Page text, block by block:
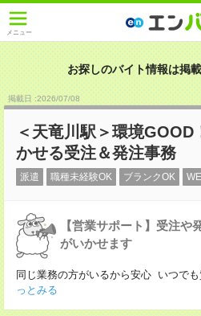
メニュー
お探しのバイト情報は掲
掲載日 :2026/07/08
＜天竜川駅＞環境
かせる受注＆発注事務
派遣 職種未経験OK ブランクOK
【営業サポート】受注や
がいかせます
同じ業務の方がいるから安心 いつで
っとみる